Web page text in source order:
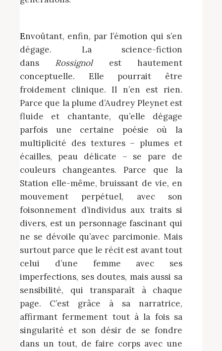
Envoûtant, enfin, par l’émotion qui s’en
dégage. La science-fiction
dans Rossignolest hautement
conceptuelle. Elle pourrait être
froidement clinique. Il n’en est rien.
Parce que la plume d’Audrey Pleynet est
fluide et chantante, qu’elle dégage
parfois une certaine poésie où la
multiplicité des textures – plumes et
écailles, peau délicate – se pare de
couleurs changeantes. Parce que la
Station elle-même, bruissant de vie, en
mouvement perpétuel, avec son
foisonnement d’individus aux traits si
divers, est un personnage fascinant qui
ne se dévoile qu’avec parcimonie. Mais
surtout parce que le récit est avant tout
celui d’une femme avec ses
imperfections, ses doutes, mais aussi sa
sensibilité, qui transparaît à chaque
page. C’est grâce à sa narratrice,
affirmant fermement tout à la fois sa
singularité et son désir de se fondre
dans un tout, de faire corps avec une